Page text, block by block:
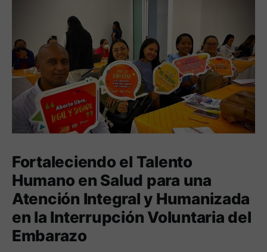
Fortaleciendo el Talento
Humano en Salud para una
Atención Integral y Humanizada
en la Interrupción Voluntaria del
Embarazo